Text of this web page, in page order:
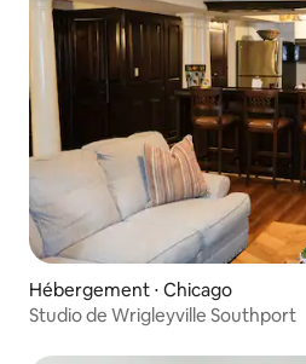
Hébergement ⋅ Chicago
Studio de Wrigleyville Southport